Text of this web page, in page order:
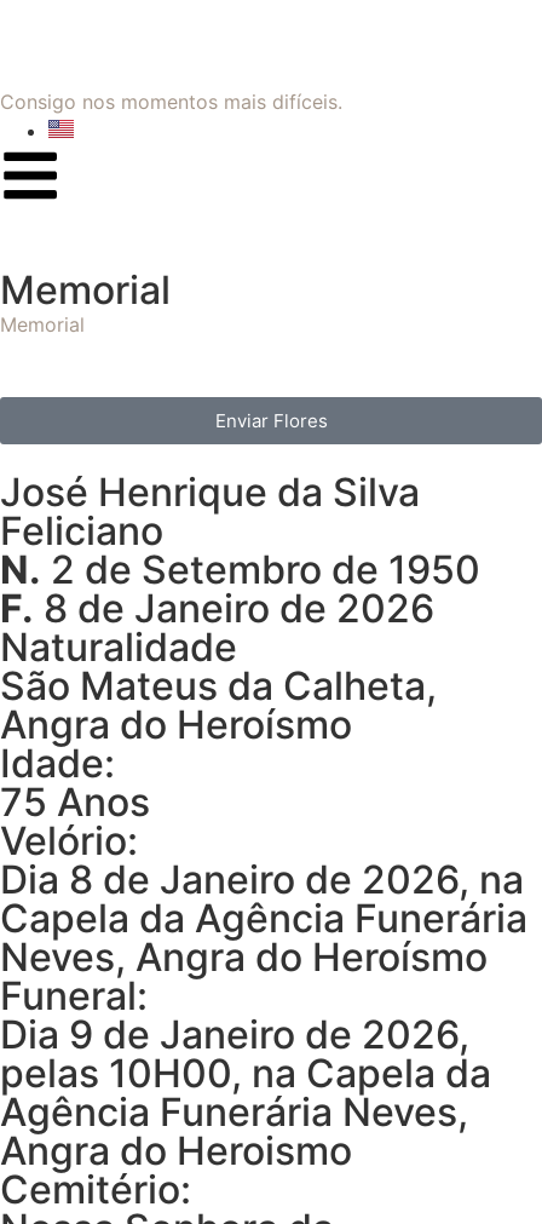
Consigo nos momentos mais difíceis.
Memorial
Memorial
Enviar Flores
José Henrique da Silva
Feliciano
N. 2 de Setembro de 1950
F. 8 de Janeiro de 2026
Naturalidade
São Mateus da Calheta,
Angra do Heroísmo
Idade:
75 Anos
Velório:
Dia 8 de Janeiro de 2026, na
Capela da Agência Funerária
Neves, Angra do Heroísmo
Funeral:
Dia 9 de Janeiro de 2026,
pelas 10H00, na Capela da
Agência Funerária Neves,
Angra do Heroismo
Cemitério: